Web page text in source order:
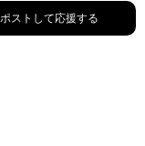
ポストして応援する